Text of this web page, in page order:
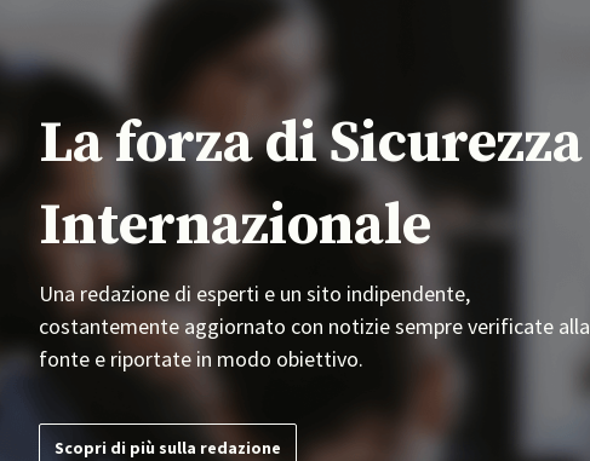
La forza di Sicurezza
Internazionale
Una redazione di esperti e un sito indipendente,
costantemente aggiornato con notizie sempre verificate alla
fonte e riportate in modo obiettivo.
Scopri di più sulla redazione